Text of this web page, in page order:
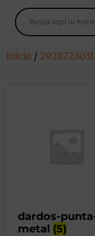
Inicio / 2928728031
dardos-
metal (5)